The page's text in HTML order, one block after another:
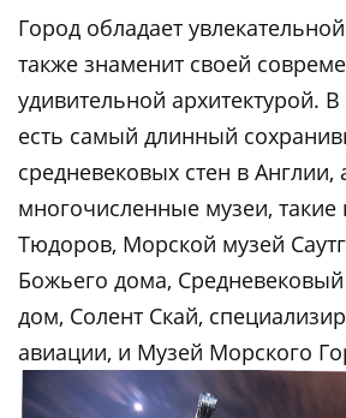
Город обладает
также знаменит своей
удивительной архитектурой.
есть самый длинный
средневековых стен в Англии,
многочисленные музеи, такие
Тюдоров, Морской музей
Божьего дома, Средневековый
дом, Солент Скай,
авиации, и Музей Морского